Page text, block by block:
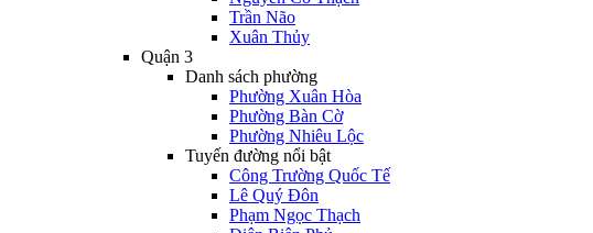
Trần Não
Xuân Thủy
Quận 3
Danh sách phường
Phường Xuân Hòa
Phường Bàn Cờ
Phường Nhiêu Lộc
Tuyến đường nổi bật
Công Trường Quốc Tế
Lê Quý Đôn
Phạm Ngọc Thạch